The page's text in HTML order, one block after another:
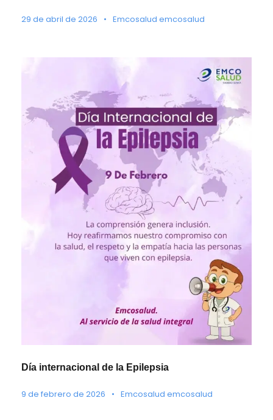
29 de abril de 2026 • Emcosalud emcosalud
Día internacional de la Epilepsia
9 de febrero de 2026 • Emcosalud emcosalud